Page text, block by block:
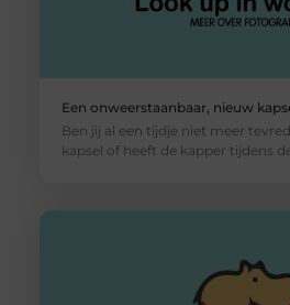
Een onweerstaanbaar, nieuw
Ben jij al een tijdje niet meer
kapsel of heeft de kapper tijdens